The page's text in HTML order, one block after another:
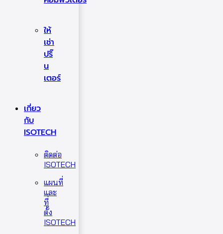
ให้
เช่า
ปริ๊
น
เตอร์
เกี่ยว
กับ
ISOTECH
ติดต่อ
ISOTECH
แผนที่
และ
ที่
ตั้ง
ISOTECH